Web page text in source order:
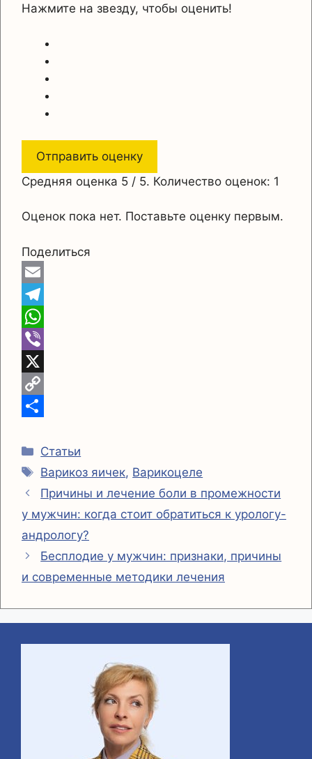
Нажмите на звезду, чтобы оценить!
Отправить оценку
Средняя оценка 5 / 5. Количество оценок: 1
Оценок пока нет. Поставьте оценку первым.
Поделиться
E
m
a
T
e
e
g
a
m
W
h
a
A
p
p
V
b
r
X
C
p
y
L
i
n
k
т
п
р
а
в
и
т
ь
Рубрики
Статьи
Метки
Варикоз яичек, Варикоцеле
Причины и лечение боли в промежности
у мужчин: когда стоит обратиться к урологу-
андрологу?
Бесплодие у мужчин: признаки, причины
и современные методики лечения